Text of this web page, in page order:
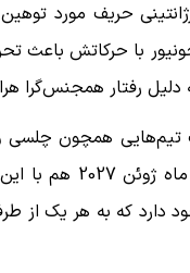
حریف مورد
با حرکاتش باعث
همجنس‌گرا هراسی، نه
تیم‌هایی همچون چلسی و
هدایت بنفیکا
و حدود خودمان دفاع